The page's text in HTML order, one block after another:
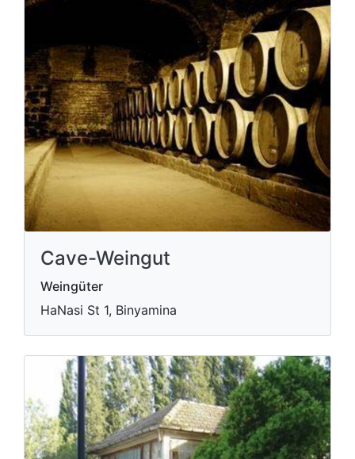
Cave-Weingut
Weingüter
HaNasi St 1, Binyamina